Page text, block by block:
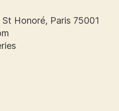
Honoré, Paris 75001